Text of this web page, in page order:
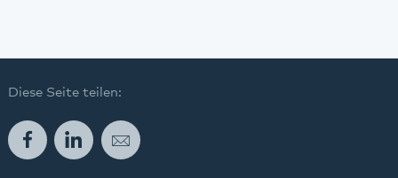
Diese Seite teilen:
FacebookLinkedInE-Mail